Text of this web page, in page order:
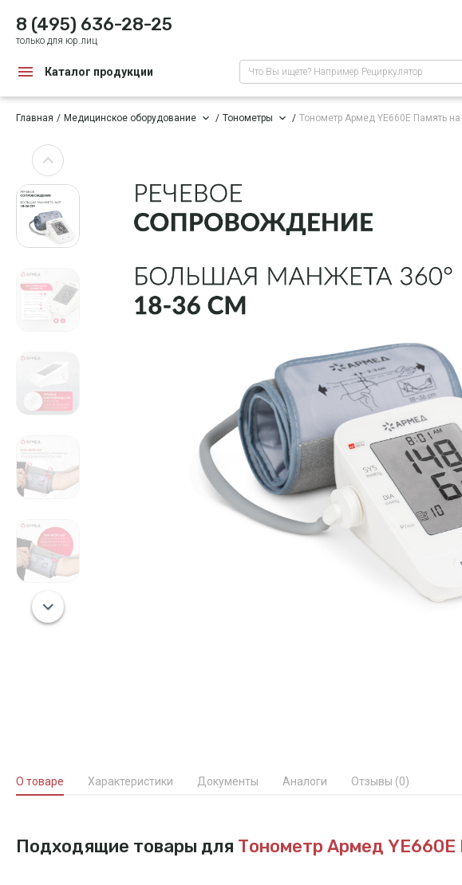
8 (495) 636-28-25
только для юр.лиц
Каталог продукции Что Вы ищете? Например Рециркулятор
Главная Медицинское оборудование Тонометры Тонометр Армед YE660E Память
О товаре Характеристики Документы Аналоги Отзывы (0)
Подходящие товары для Тонометр Армед YE660E